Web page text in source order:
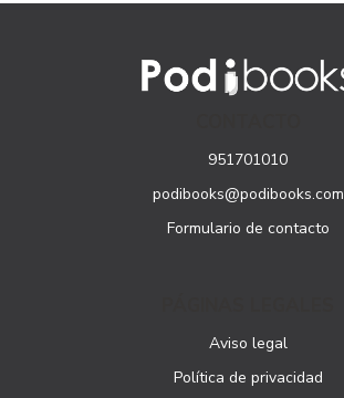
951701010
podibooks@podibooks.com
Formulario de contacto
Aviso legal
Política de privacidad